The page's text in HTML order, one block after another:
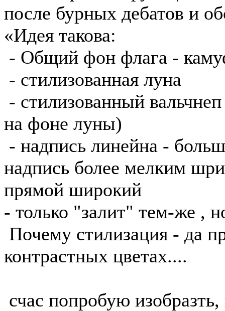
после бурных дебатов и
«Идея такова:
- Общий фон флага -
- стилизованная луна
- стилизованный
на фоне луны)
- надпись линейна -
надпись более мелким
прямой широкий
- только "залит" тем-же ,
Почему стилизация - да
контрастных цветах....
счас попробую